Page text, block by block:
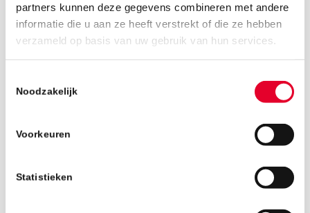
partners kunnen deze gegevens combineren met andere
informatie die u aan ze heeft verstrekt of die ze hebben
verzameld op basis van uw gebruik van hun services.
Noodzakelijk
Voorkeuren
Statistieken
BanBouw dus.